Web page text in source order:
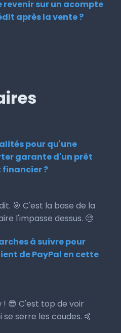
sur un acompte
après la vente ?
pour qu'une
garante d'un prêt
?
🎯 C'est la base de la
l'impasse dessus. 🧐
à suivre pour
de PayPal en cette
😎 C'est top de voir
serre les coudes. 🤙